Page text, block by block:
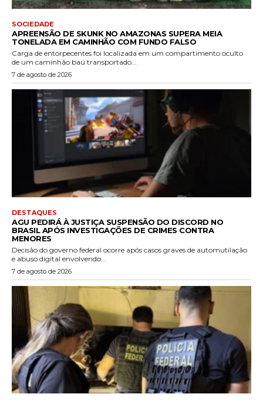
SOCIEDADE
APREENSÃO DE SKUNK NO AMAZONAS SUPERA MEIA
TONELADA EM CAMINHÃO COM FUNDO FALSO
Carga de entorpecentes foi localizada em um compartimento oculto
de um caminhão baú transportado...
7 de agosto de 2026
DESTAQUES
AGU PEDIRÁ À JUSTIÇA SUSPENSÃO DO DISCORD NO
BRASIL APÓS INVESTIGAÇÕES DE CRIMES CONTRA
MENORES
Decisão do governo federal ocorre após casos graves de automutilação
e abuso digital envolvendo...
7 de agosto de 2026